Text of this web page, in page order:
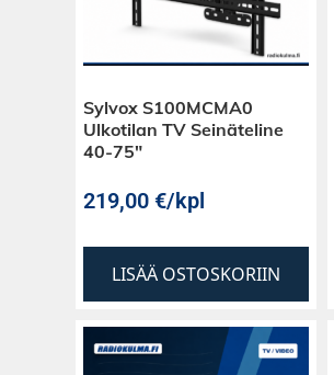
Sylvox S100MCMA0
Ulkotilan TV Seinäteline
40-75″
219,00 €/kpl
LISÄÄ OSTOSKORIIN